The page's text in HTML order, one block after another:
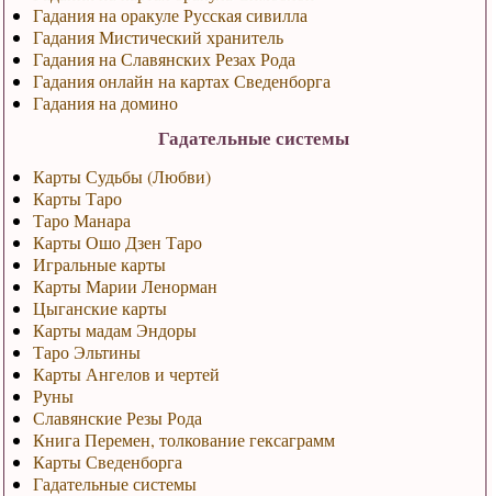
Гадания на оракуле Русская сивилла
Гадания Мистический хранитель
Гадания на Славянских Резах Рода
Гадания онлайн на картах Сведенборга
Гадания на домино
Гадательные системы
Карты Судьбы (Любви)
Карты Таро
Таро Манара
Карты Ошо Дзен Таро
Игральные карты
Карты Марии Ленорман
Цыганские карты
Карты мадам Эндоры
Таро Эльтины
Карты Ангелов и чертей
Руны
Славянские Резы Рода
Книга Перемен, толкование гексаграмм
Карты Сведенборга
Гадательные системы